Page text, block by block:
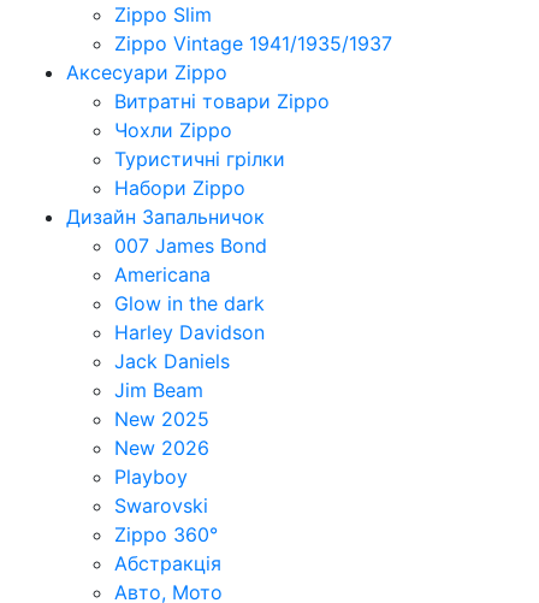
Zippo Slim
Zippo Vintage 1941/1935/1937
Аксесуари Zippo
Витратні товари Zippo
Чохли Zippo
Туристичні грілки
Набори Zippo
Дизайн Запальничок
007 James Bond
Americana
Glow in the dark
Harley Davidson
Jack Daniels
Jim Beam
New 2025
New 2026
Playboy
Swarovski
Zippo 360°
Абстракція
Авто, Мото